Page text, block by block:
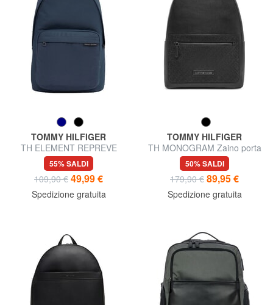
TOMMY HILFIGER
TH ELEMENT REPREVE
Zaino in tessuto riciclato
55% SALDI
109,90 € 49,99 €
Spedizione gratuita
TOMMY HILFIGER
TH MONOGRAM Zaino porta
pc 15"
50% SALDI
179,90 € 89,95 €
Spedizione gratuita